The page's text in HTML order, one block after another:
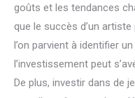
goûts et les tendances
que le succès d’un
l’on parvient à identifier
l’investissement peut
De plus, investir dans de